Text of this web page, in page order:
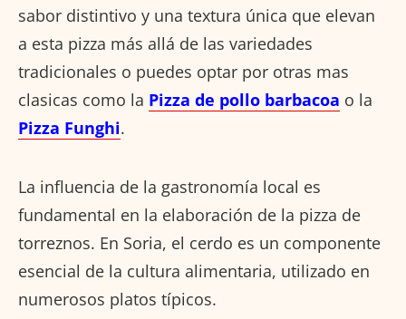
sabor distintivo y una textura única que elevan
a esta pizza más allá de las variedades
tradicionales o puedes optar por otras mas
clasicas como la Pizza de pollo barbacoa o la
Pizza Funghi.
La influencia de la gastronomía local es
fundamental en la elaboración de la pizza de
torreznos. En Soria, el cerdo es un componente
esencial de la cultura alimentaria, utilizado en
numerosos platos típicos.